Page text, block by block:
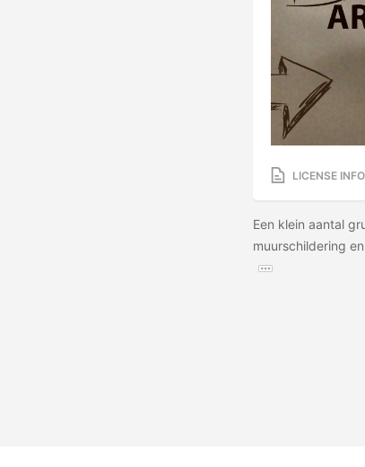
LICENSE INFO
Een klein aantal
muurschildering